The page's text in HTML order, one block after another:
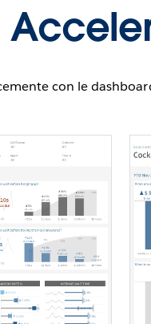
con le